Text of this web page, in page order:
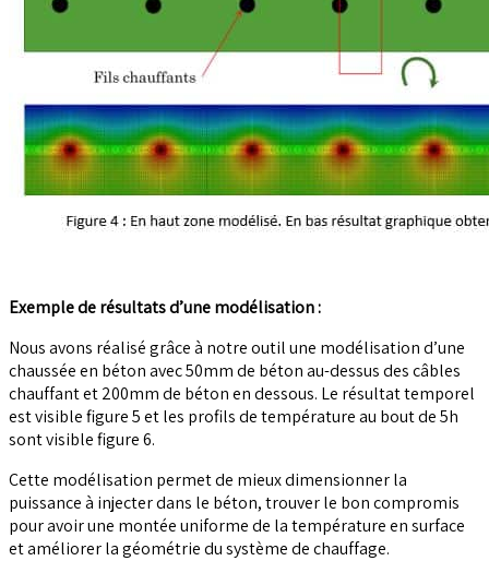
Exemple de résultats d’une modélisation :
Nous avons réalisé grâce à notre outil une modélisation d’une
chaussée en béton avec 50mm de béton au-dessus des câbles
chauffant et 200mm de béton en dessous. Le résultat temporel
est visible figure 5 et les profils de température au bout de 5h
sont visible figure 6.
Cette modélisation permet de mieux dimensionner la
puissance à injecter dans le béton, trouver le bon compromis
pour avoir une montée uniforme de la température en surface
et améliorer la géométrie du système de chauffage.